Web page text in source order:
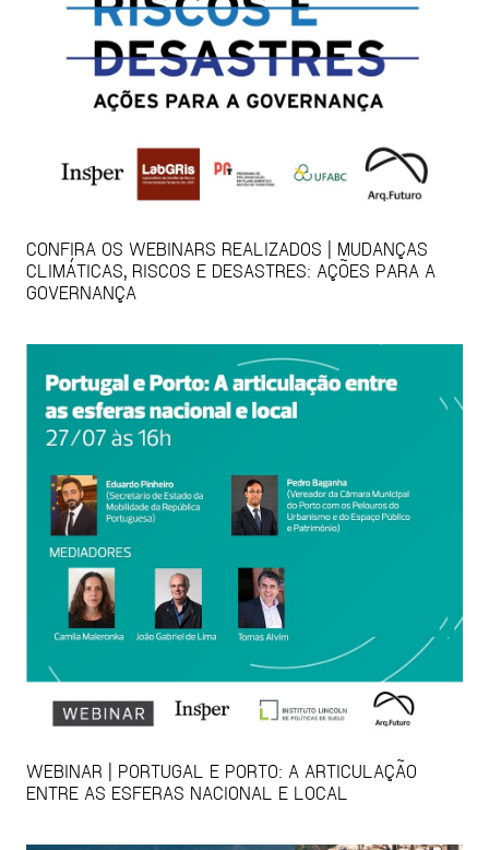
CONFIRA OS WEBINARS REALIZADOS | MUDANÇAS
CLIMÁTICAS, RISCOS E DESASTRES: AÇÕES PARA A
GOVERNANÇA
WEBINAR | PORTUGAL E PORTO: A ARTICULAÇÃO
ENTRE AS ESFERAS NACIONAL E LOCAL